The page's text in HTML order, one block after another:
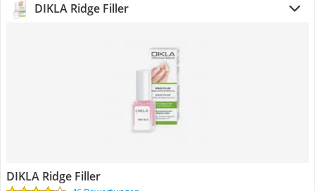
DIKLA Ridge Filler
DIKLA Ridge Filler